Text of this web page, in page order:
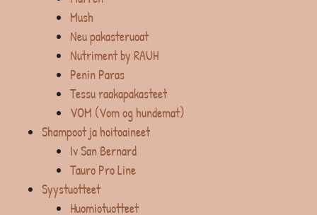
Mush
Neu pakasteruoat
Nutriment by RAUH
Penin Paras
Tessu raakapakasteet
VOM (Vom og hundemat)
Shampoot ja hoitoaineet
Iv San Bernard
Tauro Pro Line
Syystuotteet
Huomiotuotteet